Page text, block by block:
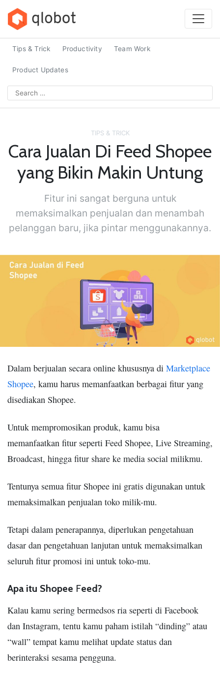
content
Tips & Trick Productivity Team Work
Product Updates
Search
for:
TIPS & TRICK
Cara Jualan Di Feed Shopee
yang Bikin Makin Untung
Fitur ini sangat berguna untuk
memaksimalkan penjualan dan menambah
pelanggan baru, jika pintar menggunakannya.
Dalam berjualan secara online khususnya di Marketplace
Shopee, kamu harus memanfaatkan berbagai fitur yang
disediakan Shopee.
Untuk mempromosikan produk, kamu bisa
memanfaatkan fitur seperti Feed Shopee, Live Streaming,
Broadcast, hingga fitur share ke media social milikmu.
Tentunya semua fitur Shopee ini gratis digunakan untuk
memaksimalkan penjualan toko milik-mu.
Tetapi dalam penerapannya, diperlukan pengetahuan
dasar dan pengetahuan lanjutan untuk memaksimalkan
seluruh fitur promosi ini untuk toko-mu.
Apa itu Shopee Feed?
Kalau kamu sering bermedsos ria seperti di Facebook
dan Instagram, tentu kamu paham istilah “dinding” atau
“wall” tempat kamu melihat update status dan
berinteraksi sesama pengguna.